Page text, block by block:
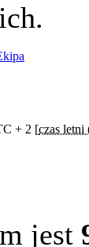
+ 2 [czas letni
jest